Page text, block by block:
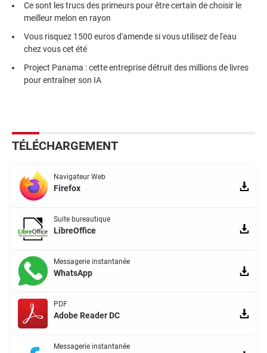
Ce sont les trucs des primeurs pour être certain de choisir le
meilleur melon en rayon
Vous risquez 1500 euros d'amende si vous utilisez de l'eau
chez vous cet été
Project Panama : cette entreprise détruit des millions de livres
pour entraîner son IA
TÉLÉCHARGEMENT
Navigateur Web
Firefox
Suite bureautique
LibreOffice
Messagerie instantanée
WhatsApp
PDF
Adobe Reader DC
Messagerie instantanée